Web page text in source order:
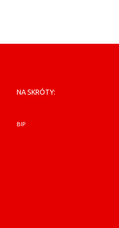
NA SKRÓTY:
BIP